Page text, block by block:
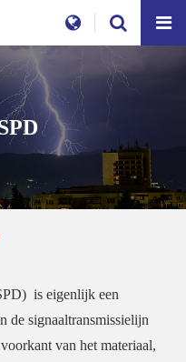
is eigenlijk een
de signaaltransmissielijn
van het materiaal,